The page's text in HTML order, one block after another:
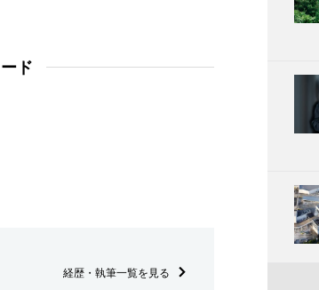
ド
経歴・執筆一覧を見る